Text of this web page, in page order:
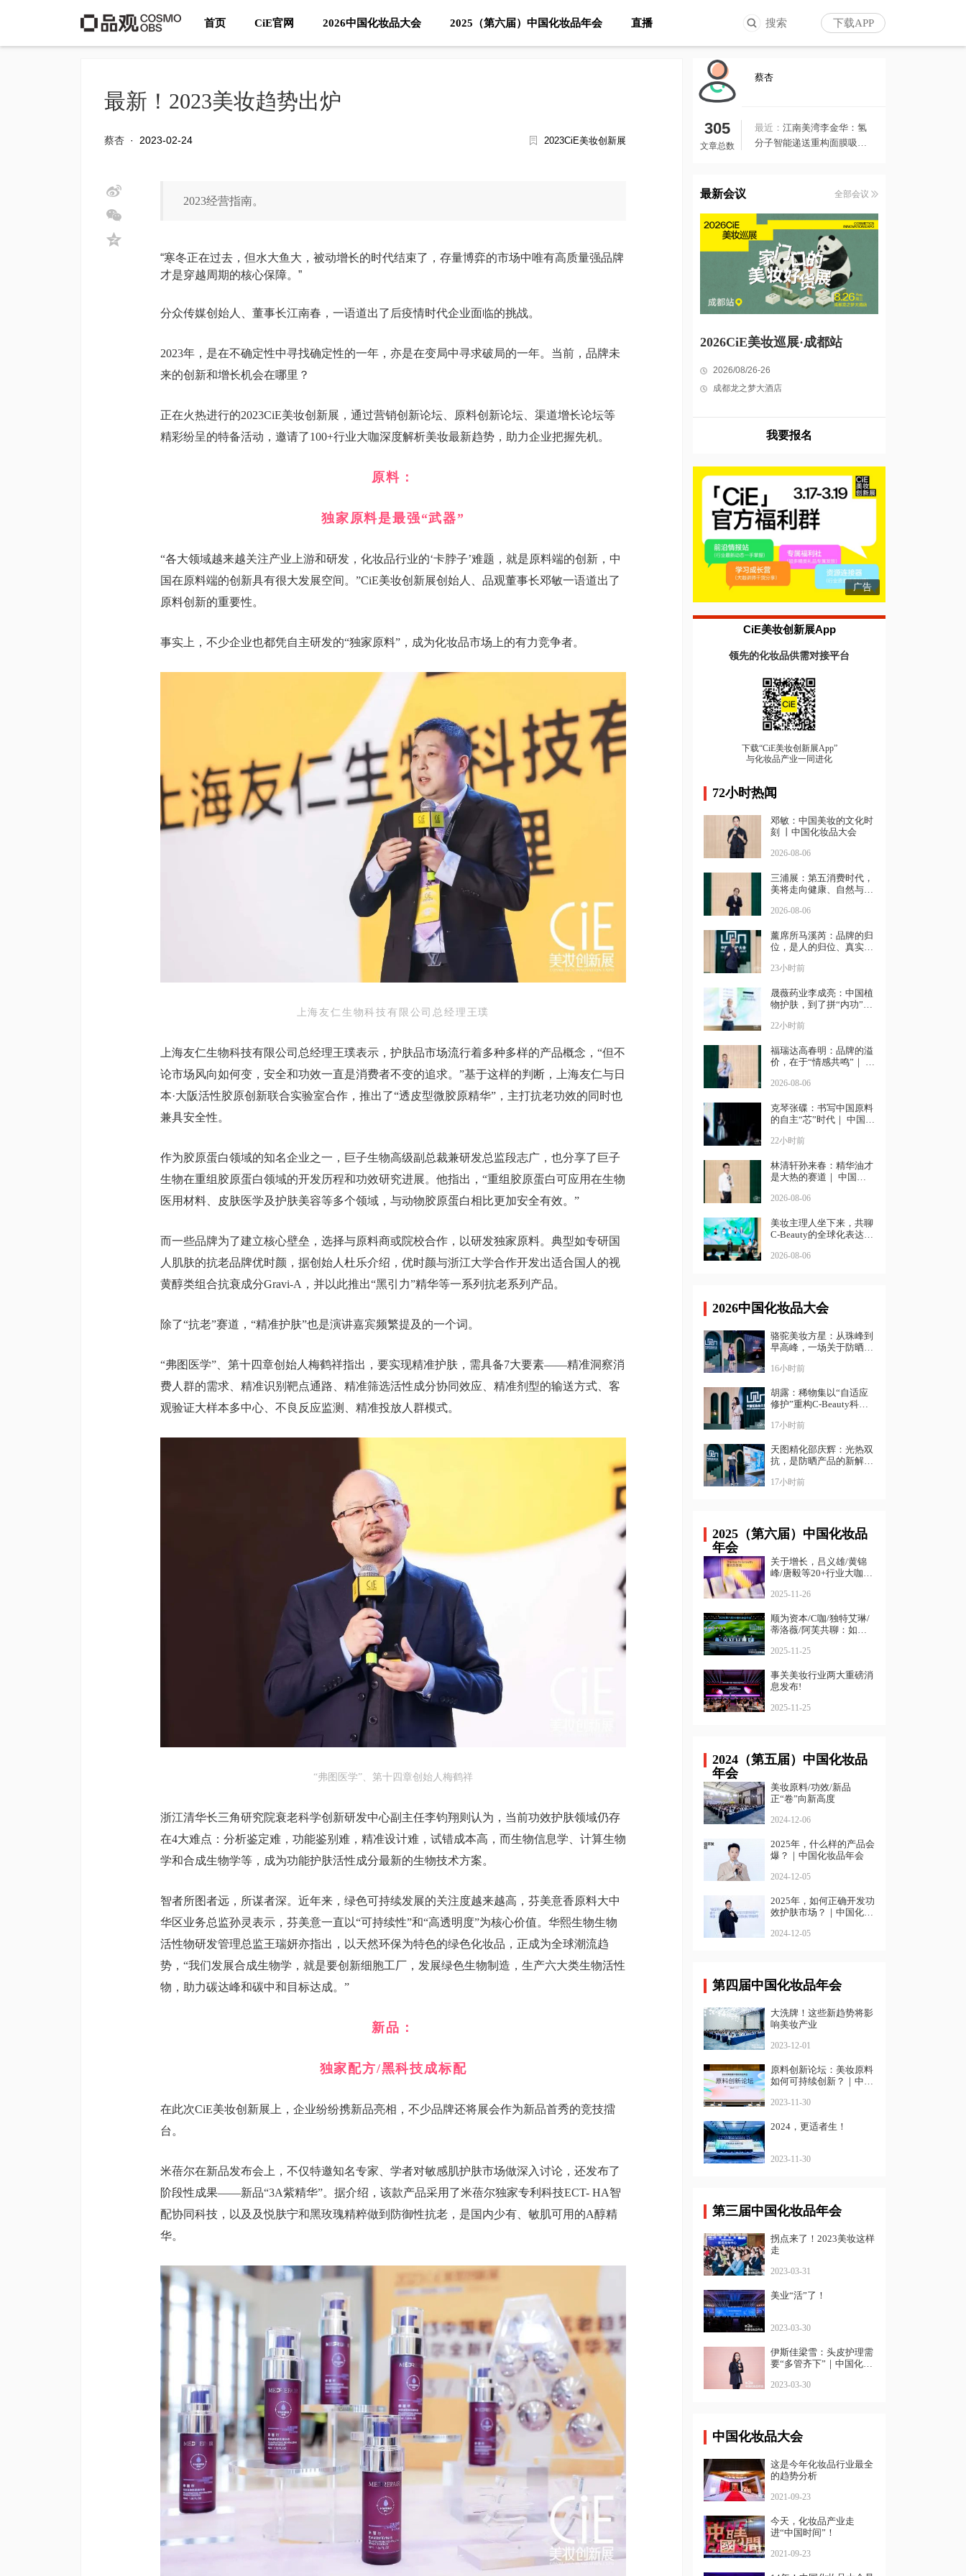
首页 CiE官网 2026中国化妆品大会 2025（第六届）中国化妆品年会 直播 下载APP
搜索
最新！2023美妆趋势出炉
2023CiE美妆创新展
蔡杏 · 2023-02-24
2023经营指南。
“寒冬正在过去，但水大鱼大，被动增长的时代结束了，存量博弈的市场中唯有高质量强品牌
才是穿越周期的核心保障。”
分众传媒创始人、董事长江南春，一语道出了后疫情时代企业面临的挑战。
2023年，是在不确定性中寻找确定性的一年，亦是在变局中寻求破局的一年。当前，品牌未
来的创新和增长机会在哪里？
正在火热进行的2023CiE美妆创新展，通过营销创新论坛、原料创新论坛、渠道增长论坛等
精彩纷呈的特备活动，邀请了100+行业大咖深度解析美妆最新趋势，助力企业把握先机。
原料：
独家原料是最强“武器”
“各大领域越来越关注产业上游和研发，化妆品行业的‘卡脖子’难题，就是原料端的创新，中
国在原料端的创新具有很大发展空间。”CiE美妆创新展创始人、品观董事长邓敏一语道出了
原料创新的重要性。
事实上，不少企业也都凭自主研发的“独家原料”，成为化妆品市场上的有力竞争者。
上海友仁生物科技有限公司总经理王璞
上海友仁生物科技有限公司总经理王璞表示，护肤品市场流行着多种多样的产品概念，“但不
论市场风向如何变，安全和功效一直是消费者不变的追求。”基于这样的判断，上海友仁与日
本·大阪活性胶原创新联合实验室合作，推出了“透皮型微胶原精华”，主打抗老功效的同时也
兼具安全性。
作为胶原蛋白领域的知名企业之一，巨子生物高级副总裁兼研发总监段志广，也分享了巨子
生物在重组胶原蛋白领域的开发历程和功效研究进展。他指出，“重组胶原蛋白可应用在生物
医用材料、皮肤医学及护肤美容等多个领域，与动物胶原蛋白相比更加安全有效。”
而一些品牌为了建立核心壁垒，选择与原料商或院校合作，以研发独家原料。典型如专研国
人肌肤的抗老品牌优时颜，据创始人杜乐介绍，优时颜与浙江大学合作开发出适合国人的视
黄醇类组合抗衰成分Gravi-A，并以此推出“黑引力”精华等一系列抗老系列产品。
除了“抗老”赛道，“精准护肤”也是演讲嘉宾频繁提及的一个词。
“弗图医学”、第十四章创始人梅鹤祥指出，要实现精准护肤，需具备7大要素——精准洞察消
费人群的需求、精准识别靶点通路、精准筛选活性成分协同效应、精准剂型的输送方式、客
观验证大样本多中心、不良反应监测、精准投放人群模式。
“弗图医学”、第十四章创始人梅鹤祥
浙江清华长三角研究院衰老科学创新研发中心副主任李钧翔则认为，当前功效护肤领域仍存
在4大难点：分析鉴定难，功能鉴别难，精准设计难，试错成本高，而生物信息学、计算生物
学和合成生物学等，成为功能护肤活性成分最新的生物技术方案。
智者所图者远，所谋者深。近年来，绿色可持续发展的关注度越来越高，芬美意香原料大中
华区业务总监孙灵表示，芬美意一直以“可持续性”和“高透明度”为核心价值。华熙生物生物
活性物研发管理总监王瑞妍亦指出，以天然环保为特色的绿色化妆品，正成为全球潮流趋
势，“我们发展合成生物学，就是要创新细胞工厂，发展绿色生物制造，生产六大类生物活性
物，助力碳达峰和碳中和目标达成。”
新品：
独家配方/黑科技成标配
在此次CiE美妆创新展上，企业纷纷携新品亮相，不少品牌还将展会作为新品首秀的竞技擂
台。
米蓓尔在新品发布会上，不仅特邀知名专家、学者对敏感肌护肤市场做深入讨论，还发布了
阶段性成果——新品“3A紫精华”。据介绍，该款产品采用了米蓓尔独家专利科技ECT- HA智
配协同科技，以及及悦肤宁和黑玫瑰精粹做到防御性抗老，是国内少有、敏肌可用的A醇精
华。
蔡杏
305
文章总数
最近： 江南美湾李金华：氢
分子智能递送重构面膜吸收
最新会议 全部会议
2026CiE美妆巡展·成都站
2026/08/26-26
成都龙之梦大酒店
我要报名
广告
CiE美妆创新展App
领先的化妆品供需对接平台
下载“CiE美妆创新展App”
与化妆品产业一同进化
72小时热闻
邓敏：中国美妆的文化时
刻 丨中国化妆品大会
2026-08-06
三浦展：第五消费时代，
美将走向健康、自然与坚
2026-08-06
薰席所马溪芮：品牌的归
位，是人的归位、真实的
23小时前
晟薇药业李成亮：中国植
物护肤，到了拼“内功”的
22小时前
福瑞达高春明：品牌的溢
价，在于“情感共鸣”｜ 中
2026-08-06
克琴张碟：书写中国原料
的自主“芯”时代｜ 中国化
22小时前
林清轩孙来春：精华油才
是大热的赛道｜ 中国化
2026-08-06
美妆主理人坐下来，共聊
C-Beauty的全球化表达丨
2026-08-06
2026中国化妆品大会
骆驼美妆方星：从珠峰到
早高峰，一场关于防晒
品大会
16小时前
胡露：稀物集以“自适应
修护”重构C-Beauty科学
17小时前
天图精化邵庆辉：光热双
抗，是防晒产品的新解法
17小时前
2025（第六届）中国化妆品
年会
关于增长，吕义雄/黄锦
峰/唐毅等20+行业大咖给
2025-11-26
顺为资本/C咖/独特艾琳/
蒂洛薇/阿芙共聊：如何
2025-11-25
事关美妆行业两大重磅消
息发布!
2025-11-25
2024（第五届）中国化妆品
年会
美妆原料/功效/新品
正“卷”向新高度
2024-12-06
2025年，什么样的产品会
爆？｜中国化妆品年会
2024-12-05
2025年，如何正确开发功
效护肤市场？｜中国化妆
2024-12-05
第四届中国化妆品年会
大洗牌！这些新趋势将影
响美妆产业
2023-12-01
原料创新论坛：美妆原料
如何可持续创新？｜中国
2023-11-30
2024，更适者生！
2023-11-30
第三届中国化妆品年会
拐点来了！2023美妆这样
走
2023-03-31
美业“活”了！
2023-03-30
伊斯佳梁雪：头皮护理需
要“多管齐下”｜中国化妆
2023-03-30
中国化妆品大会
这是今年化妆品行业最全
的趋势分析
2021-09-23
今天，化妆品产业走
进“中国时间”！
2021-09-23